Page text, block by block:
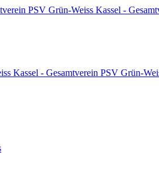
PSV Grün-Weiss Kassel -
PSV Grün-